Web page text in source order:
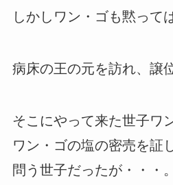
しかしワン・ゴも黙って
病床の王の元を訪れ、譲
そこにやって来た世子ワ
ワン・ゴの塩の密売を証
問う世子だったが・・・。